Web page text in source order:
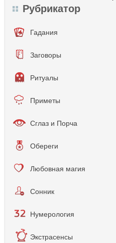
Рубрикатор
Гадания
Заговоры
Ритуалы
Приметы
Сглаз и Порча
Обереги
Любовная магия
Сонник
Нумерология
Экстрасенсы